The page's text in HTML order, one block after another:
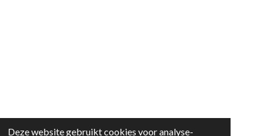
Deze website gebruikt cookies voor analyse-